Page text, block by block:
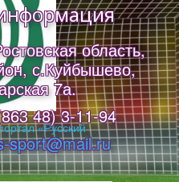
«Русский
область,
с.Куйбышево,
7а.
48) 3-11-94
sport@mail.ru